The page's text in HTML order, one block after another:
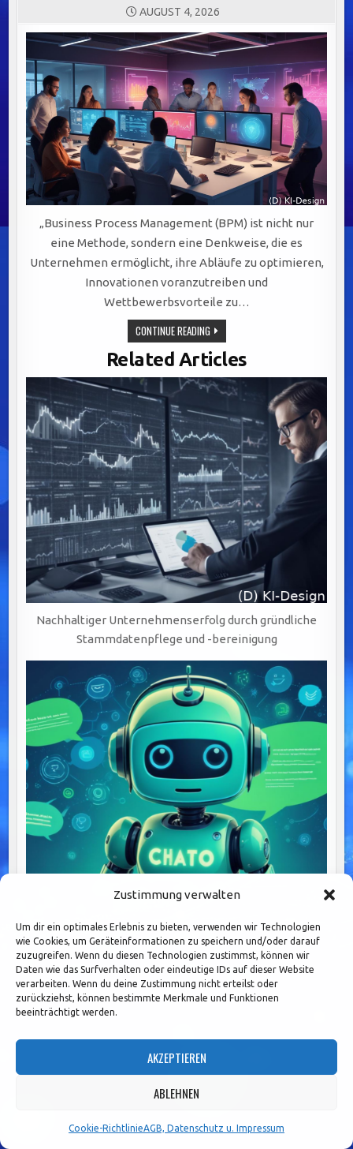
Zustimmung verwalten
Um dir ein optimales Erlebnis zu bieten, verwenden wir Technologien
wie Cookies, um Geräteinformationen zu speichern und/oder darauf
zuzugreifen. Wenn du diesen Technologien zustimmst, können wir
Daten wie das Surfverhalten oder eindeutige IDs auf dieser Website
verarbeiten. Wenn du deine Zustimmung nicht erteilst oder
zurückziehst, können bestimmte Merkmale und Funktionen
beeinträchtigt werden.
AKZEPTIEREN
ABLEHNEN
Cookie-RichtlinieAGB, Datenschutz u. Impressum
AUGUST 4, 2026
„Business Process Management (BPM) ist nicht nur
eine Methode, sondern eine Denkweise, die es
Unternehmen ermöglicht, ihre Abläufe zu optimieren,
Innovationen voranzutreiben und
Wettbewerbsvorteile zu…
CONTINUE READINGBPM:
DER
SCHLÜSSELFAKTOR
FÜR
EFFIZIENZ,
AGILITÄT
UND
NACHHALTIGEN
UNTERNEHMENSERFOLG
IN
DER
Related Articles
Nachhaltiger Unternehmenserfolg durch gründliche
Stammdatenpflege und -bereinigung
Eskalationsmanagement: Der Schlüssel zu effektiver
Konfliktbewältigung und teamstärkender